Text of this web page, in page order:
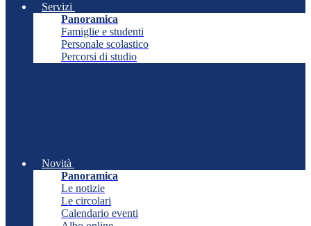
Servizi
Panoramica
Famiglie e studenti
Personale scolastico
Percorsi di studio
Novità
Panoramica
Le notizie
Le circolari
Calendario eventi